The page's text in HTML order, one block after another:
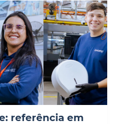
referência em